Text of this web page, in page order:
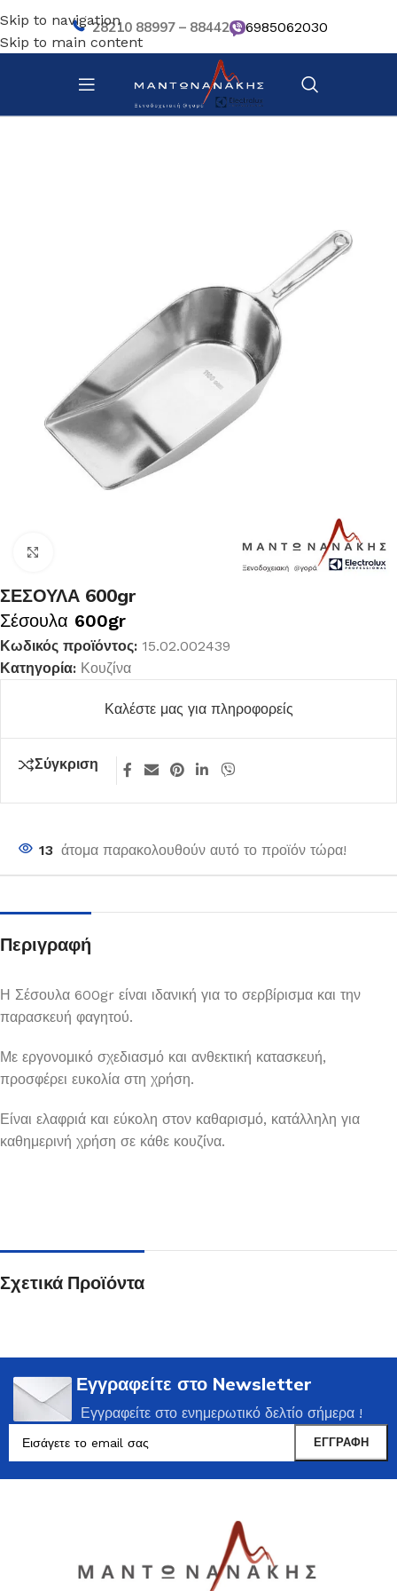
Skip to navigation
Skip to main content
28210 88997 – 88442 6985062030
Αρχική σελίδα/
ΣΕΣΟΥΛΑ 600gr
Σέσουλα 600gr
Κωδικός προϊόντος: 15.02.002439
Κατηγορία: Κουζίνα
Καλέστε μας για πληροφορείς
Σύγκριση
13 άτομα παρακολουθούν αυτό το προϊόν τώρα!
Περιγραφή
Η Σέσουλα 600gr είναι ιδανική για το σερβίρισμα και την
παρασκευή φαγητού.
Με εργονομικό σχεδιασμό και ανθεκτική κατασκευή,
προσφέρει ευκολία στη χρήση.
Είναι ελαφριά και εύκολη στον καθαρισμό, κατάλληλη για
καθημερινή χρήση σε κάθε κουζίνα.
Σχετικά Προϊόντα
Εγγραφείτε στο Newsletter
Εγγραφείτε στο ενημερωτικό δελτίο σήμερα !